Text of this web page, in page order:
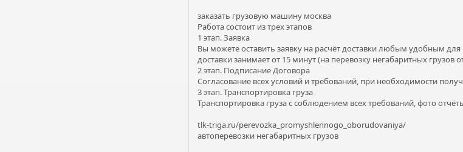
заказать грузовую машину москва
Работа состоит из трех этапов
1 этап. Заявка
Вы можете оставить заявку на расчёт доставки любым удобным для
доставки занимает от 15 минут (на перевозку негабаритных грузов
2 этап. Подписание Договора
Согласование всех условий и требований, при необходимости
3 этап. Транспортировка груза
Транспортировка груза с соблюдением всех требований, фото
tlk-triga.ru/perevozka_promyshlennogo_oborudovaniya/
автоперевозки негабаритных грузов